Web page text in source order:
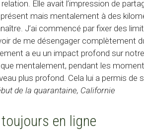
Elle avait l’impression de
mais mentalement à des
J’ai commencé par fixer des
de me désengager complètement
a eu un impact profond sur
mentalement, pendant les
plus profond. Cela lui a permis de
de la quarantaine, Californie
en ligne